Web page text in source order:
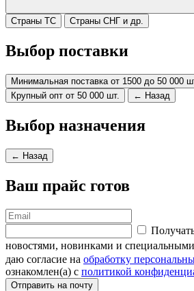
Страны ТС
Страны СНГ и др.
Выбор поставки
Минимальная поставка от 1500 до 50 000
Крупный опт от 50 000 шт.
← Назад
Выбор назначения
← Назад
Ваш прайс готов
новостями, новинками и
даю согласие на обработку
ознакомлен(а) с политикой
Отправить на почту